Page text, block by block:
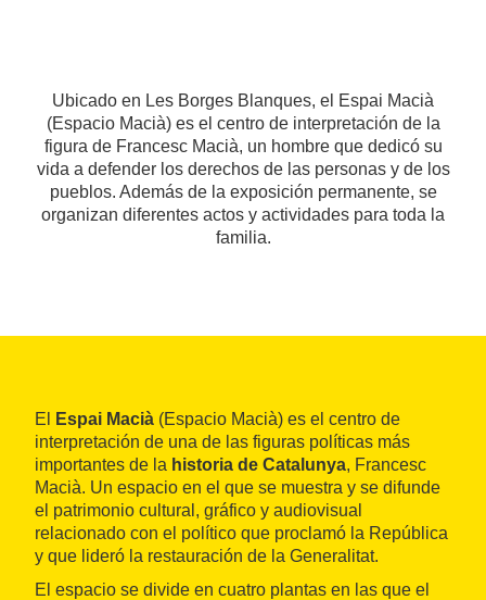
Ubicado en Les Borges Blanques, el Espai Macià
(Espacio Macià) es el centro de interpretación de la
figura de Francesc Macià, un hombre que dedicó su
vida a defender los derechos de las personas y de los
pueblos. Además de la exposición permanente, se
organizan diferentes actos y actividades para toda la
familia.
El Espai Macià (Espacio Macià) es el centro de
interpretación de una de las figuras políticas más
importantes de la historia de Catalunya, Francesc
Macià. Un espacio en el que se muestra y se difunde
el patrimonio cultural, gráfico y audiovisual
relacionado con el político que proclamó la República
y que lideró la restauración de la Generalitat.
El espacio se divide en cuatro plantas en las que el